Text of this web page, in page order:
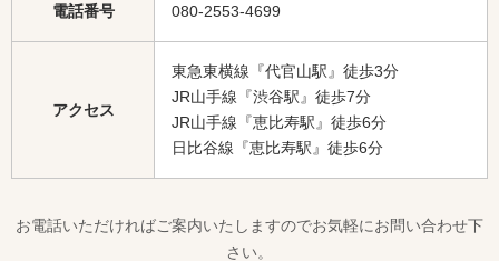
電話番号 080-2553-4699
アクセス
東急東横線『代官山駅』徒歩3分
JR山手線『渋谷駅』徒歩7分
JR山手線『恵比寿駅』徒歩6分
日比谷線『恵比寿駅』徒歩6分
お電話いただければご案内いたしますのでお気軽にお問い合わせ下
さい。